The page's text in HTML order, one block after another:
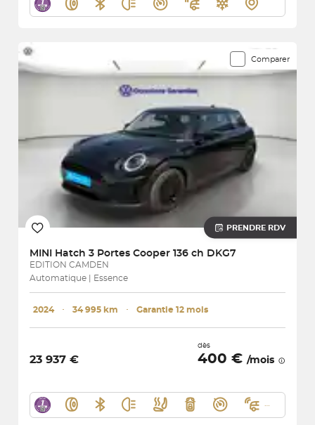
Comparer
PRENDRE RDV
MINI Hatch 3 Portes Cooper 136 ch DKG7
EDITION CAMDEN
Automatique | Essence
2024 ･ 34 995 km ･ Garantie 12 mois
23 937 €
dès
400 € /mois